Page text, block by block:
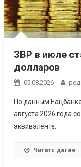
ЗВР в июле
долларов
05.08.2026
По данным
августа 2026 года
эквиваленте.
Читать далее